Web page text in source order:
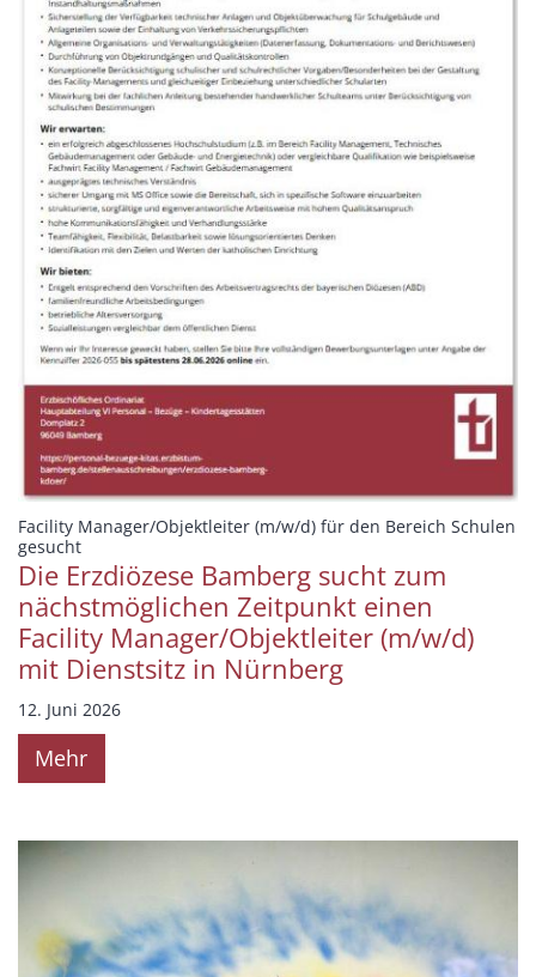
Facility Manager/Objektleiter (m/w/d) für den Bereich Schulen
gesucht:
Die Erzdiözese Bamberg sucht zum
nächstmöglichen Zeitpunkt einen
Facility Manager/Objektleiter (m/w/d)
mit Dienstsitz in Nürnberg
12. Juni 2026
Mehr